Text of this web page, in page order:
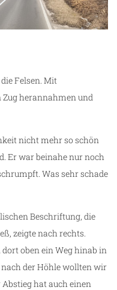
Felsen. Mit
herannahmen und
nicht mehr so schön
Er war beinahe nur noch
Was sehr schade
Beschriftung, die
zeigte nach rechts.
oben ein Weg hinab in
nach der Höhle wollten wir
hat auch einen